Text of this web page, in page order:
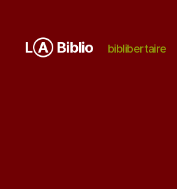
LⒶ Biblio biblibertaire